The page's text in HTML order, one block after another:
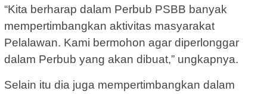
“Kita berharap dalam Perbub PSBB banyak
mempertimbangkan aktivitas masyarakat
Pelalawan. Kami bermohon agar diperlonggar
dalam Perbub yang akan dibuat,” ungkapnya.
Selain itu dia juga mempertimbangkan dalam